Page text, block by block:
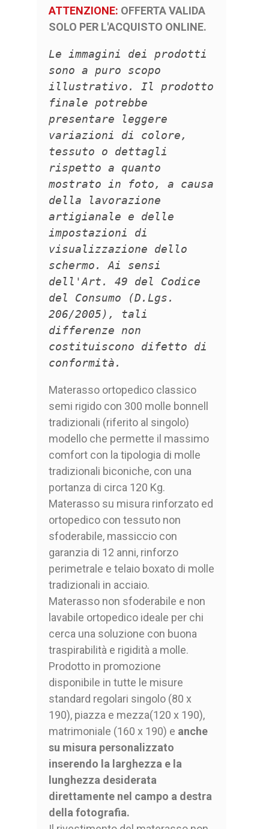
ATTENZIONE: OFFERTA VALIDA
SOLO PER L'ACQUISTO ONLINE.
Le immagini dei prodotti
sono a puro scopo
illustrativo. Il prodotto
finale potrebbe
presentare leggere
variazioni di colore,
tessuto o dettagli
rispetto a quanto
mostrato in foto, a causa
della lavorazione
artigianale e delle
impostazioni di
visualizzazione dello
schermo. Ai sensi
dell'Art. 49 del Codice
del Consumo (D.Lgs.
206/2005), tali
differenze non
costituiscono difetto di
conformità.
Materasso ortopedico classico
semi rigido con 300 molle bonnell
tradizionali (riferito al singolo)
modello che permette il massimo
comfort con la tipologia di molle
tradizionali biconiche, con una
portanza di circa 120 Kg.
Materasso su misura rinforzato ed
ortopedico con tessuto non
sfoderabile, massiccio con
garanzia di 12 anni, rinforzo
perimetrale e telaio boxato di molle
tradizionali in acciaio.
Materasso non sfoderabile e non
lavabile ortopedico ideale per chi
cerca una soluzione con buona
traspirabilità e rigidità a molle.
Prodotto in promozione
disponibile in tutte le misure
standard regolari singolo (80 x
190), piazza e mezza(120 x 190),
matrimoniale (160 x 190) e anche
su misura personalizzato
inserendo la larghezza e la
lunghezza desiderata
direttamente nel campo a destra
della fotografia.